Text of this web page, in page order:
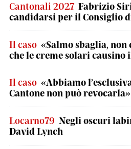
Cantonali 2027 Fabrizio
candidarsi per il Consiglio
Il caso «Salmo sbaglia, non
che le creme solari causino
Il caso «Abbiamo
Cantone non può revocarla»
Locarno79 Negli oscuri
David Lynch